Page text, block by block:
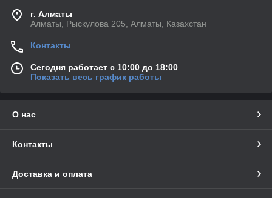
г. Алматы
Алматы, Рыскулова 205, Алматы, Казахстан
Контакты
Сегодня работает с 10:00 до 18:00
Показать весь график работы
О нас
Контакты
Доставка и оплата